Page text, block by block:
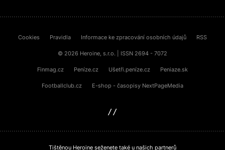
Cookies Pravidla Informace ke zpracování osobních údajů RSS
© 2026 Heroine, s.r.o. | ISSN 2694 - 7072
Finmag.cz Peníze.cz Ušetři.peníze.cz Peniaze.sk
Footballclub.cz E-shop - časopisy NextPageMedia
Tištěnou Heroine seženete také u našich partnerů